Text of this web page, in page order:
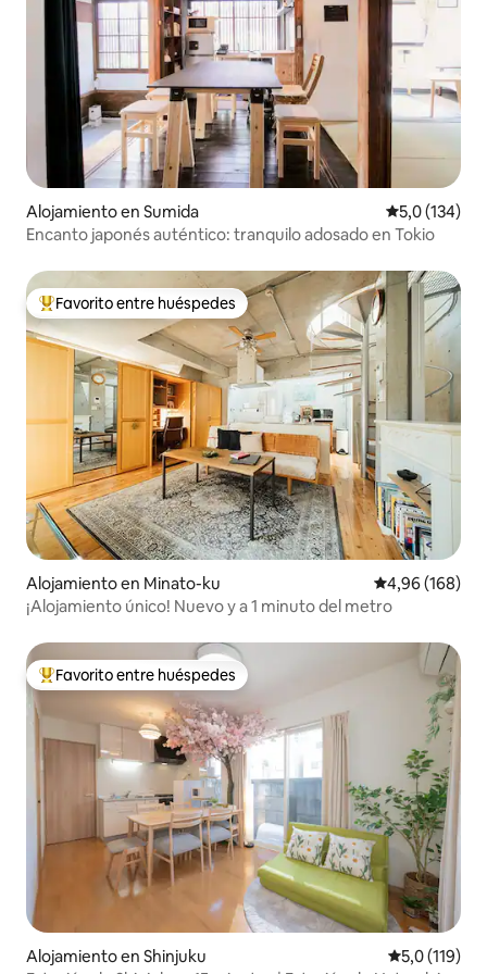
Alojamiento en Sumida Calificación
5,0 (134)
Encanto japonés auténtico: tranquilo adosado en Tokio
Favorito entre los huéspedes más destacados
Favorito entre huéspedes
Alojamiento en Minato-ku Calificación
4,96 (168)
¡Alojamiento único! Nuevo y a 1 minuto del metro
Favorito entre los huéspedes más destacados
Favorito entre huéspedes
Alojamiento en Shinjuku Calificación
5,0 (119)